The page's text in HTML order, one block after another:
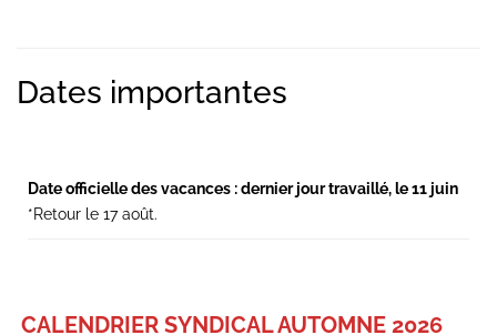
Secondary
Sidebar
Dates importantes
Date officielle des vacances : dernier jour travaillé, le 11 juin
*Retour le 17 août.
CALENDRIER SYNDICAL AUTOMNE 2026